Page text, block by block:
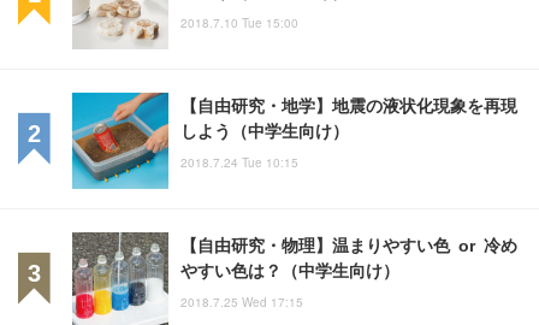
2018.7.10 Tue 15:00
【自由研究・地学】地震の液状化現象を再現
しよう（中学生向け）
2018.7.24 Tue 10:15
【自由研究・物理】温まりやすい色 or 冷め
やすい色は？（中学生向け）
2018.7.25 Wed 17:15